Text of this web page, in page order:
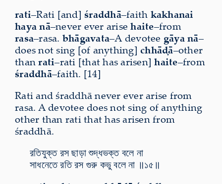
rati–Rati [and] śraddhā–faith kakhanai
haya nā–never ever arisehaite–from
rasa–rasa. bhāgavata–A devotee gāya nā–
does not sing [of anything] chhāḍā–other
thanrati–rati [that has arisen]haite–from
śraddhā–faith. [14]
Rati and śraddhā never ever arise from
rasa. A devotee does not sing of anything
other than rati that has arisen from
śraddhā.
রতিযুক্ত রস ছাড়া শুদ্ধভক্ত বলে না
সাধনেতে রতি রস গুরু কভু বলে না ॥১৫॥